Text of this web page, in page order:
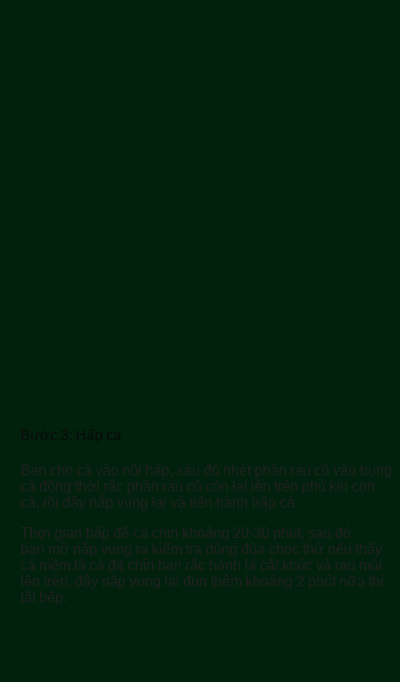
Bước 3: Hấp cá
Bạn cho cá vào nồi hấp, sau đó nhét phần rau củ vào bụng
cá đồng thời rắc phần rau củ còn lại lên trên phủ kín con
cá, rồi đậy nắp vung lại và tiến hành hấp cá.
Thời gian hấp để cá chín khoảng 20-30 phút, sau đó
bạn mở nắp vung ra kiểm tra dùng đũa chọc thử nếu thấy
cá mềm là cá đã chín bạn rắc hành lá cắt khúc và rau mùi
lên trên, đậy nắp vung lại đun thêm khoảng 2 phút nữa thì
tắt bếp.